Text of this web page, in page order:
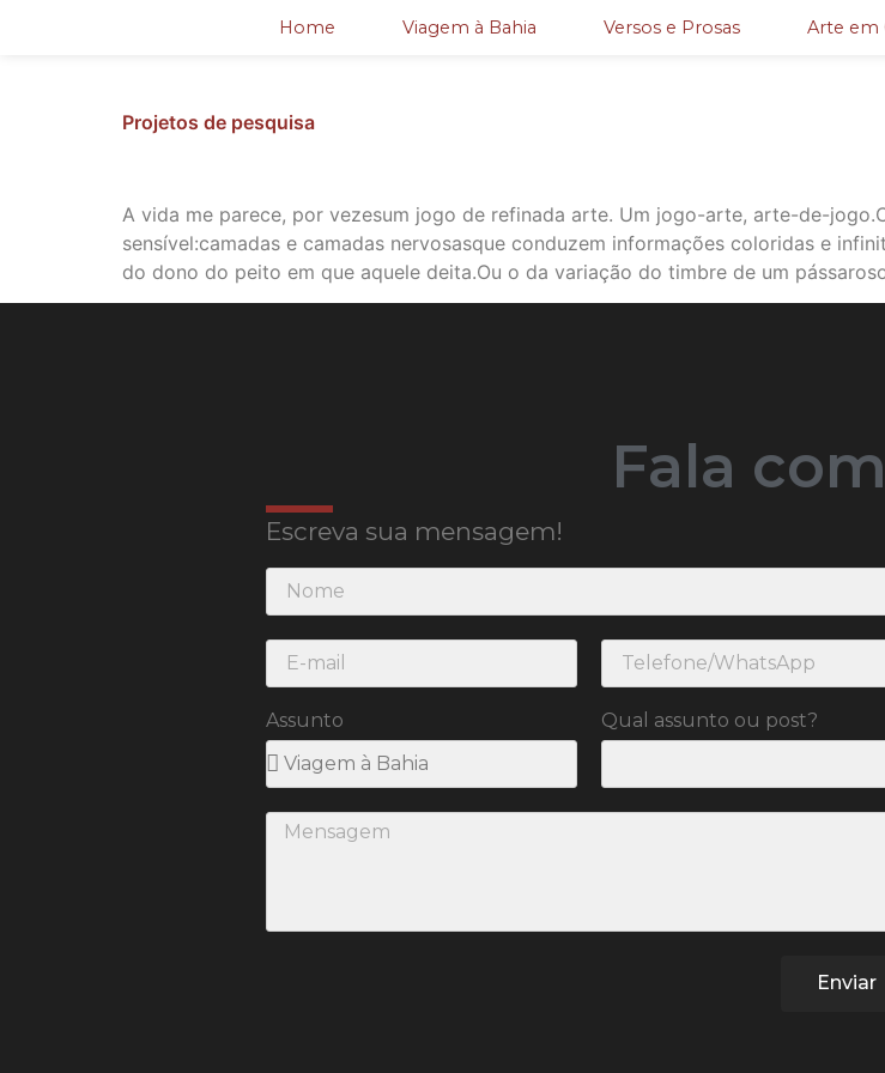
Home Viagem à Bahia Versos e Prosas Arte em
Projetos de pesquisa
A vida me parece, por vezesum jogo de refinada arte. Um jogo-arte, arte-de-
sensível:camadas e camadas nervosasque conduzem informações coloridas e
do dono do peito em que aquele deita.Ou o da variação do timbre de um
Fala
Escreva sua mensagem!
Assunto Qual assunto ou post?
Enviar